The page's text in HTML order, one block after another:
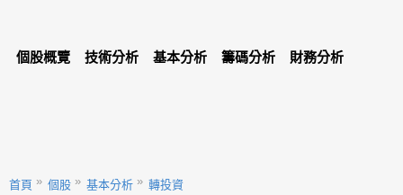
個股概覽 技術分析 基本分析 籌碼分析 財務分析
首頁 個股 基本分析 轉投資